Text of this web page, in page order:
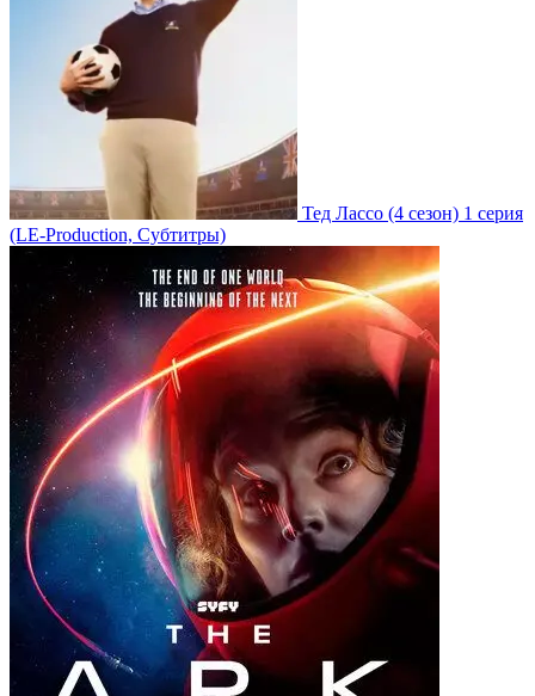
Тед Лассо (4 сезон) 1 серия
(LE-Production, Субтитры)